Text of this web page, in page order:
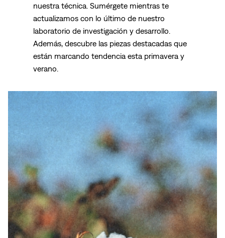
nuestra técnica. Sumérgete mientras te
actualizamos con lo último de nuestro
laboratorio de investigación y desarrollo.
Además, descubre las piezas destacadas que
están marcando tendencia esta primavera y
verano.